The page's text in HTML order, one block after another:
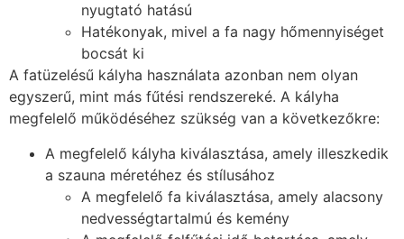
nyugtató hatású
Hatékonyak, mivel a fa nagy hőmennyiséget
bocsát ki
A fatüzelésű kályha használata azonban nem olyan
egyszerű, mint más fűtési rendszereké. A kályha
megfelelő működéséhez szükség van a következőkre:
A megfelelő kályha kiválasztása, amely illeszkedik
a szauna méretéhez és stílusához
A megfelelő fa kiválasztása, amely alacsony
nedvességtartalmú és kemény